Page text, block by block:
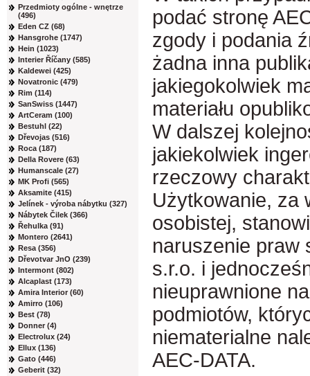
Przedmioty ogólne - wnętrze
(496)
Eden CZ (68)
Hansgrohe (1747)
Hein (1023)
Interier Říčany (585)
Kaldewei (425)
Novatronic (479)
Rim (114)
SanSwiss (1447)
ArtCeram (100)
Bestuhl (22)
Dřevojas (516)
Roca (187)
Della Rovere (63)
Humanscale (27)
MK Profi (565)
Aksamite (415)
Jelínek - výroba nábytku (327)
Nábytek Čilek (366)
Řehulka (91)
Montero (2641)
Resa (356)
Dřevotvar JnO (239)
Intermont (802)
Alcaplast (173)
Amira Interior (60)
Amirro (106)
Best (78)
Donner (4)
Electrolux (24)
Ellux (136)
Gato (446)
Geberit (32)
podać stronę
zgody i podania
żadna inna
jakiegokolwiek
materiału
W dalszej
jakiekolwiek
rzeczowy
Użytkowanie, za
osobistej,
naruszenie praw
s.r.o. i
nieuprawnione
podmiotów,
niematerialne
AEC-DATA.